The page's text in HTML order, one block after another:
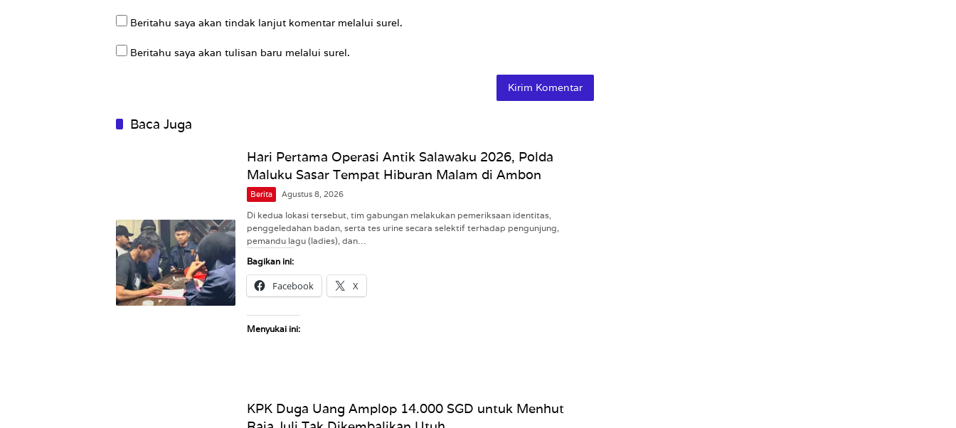
Beritahu saya akan tindak lanjut komentar melalui surel.
Beritahu saya akan tulisan baru melalui surel.
Baca Juga
Hari Pertama Operasi Antik Salawaku 2026, Polda
Maluku Sasar Tempat Hiburan Malam di Ambon
Berita Agustus 8, 2026
Di kedua lokasi tersebut, tim gabungan melakukan pemeriksaan identitas,
penggeledahan badan, serta tes urine secara selektif terhadap pengunjung,
pemandu lagu (ladies), dan…
Bagikan ini:
Facebook X
Menyukai ini:
KPK Duga Uang Amplop 14.000 SGD untuk Menhut